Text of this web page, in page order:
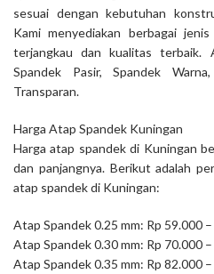
sesuai dengan kebutuhan
Kami menyediakan berbagai
terjangkau dan kualitas terbaik.
Spandek Pasir, Spandek
Transparan.
Harga Atap Spandek Kuningan
Harga atap spandek di Kuningan
dan panjangnya. Berikut adalah
atap spandek di Kuningan:
Atap Spandek 0.25 mm: Rp 59.000
Atap Spandek 0.30 mm: Rp 70.000
Atap Spandek 0.35 mm: Rp 82.000